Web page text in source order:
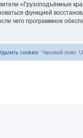
«Грузоподъёмные
функцией
чего программное
Часовой пояс:
cookies